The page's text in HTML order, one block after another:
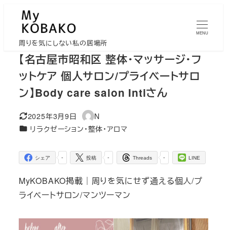
周りを気にしない私の居場所
MENU
【名古屋市昭和区 整体・マッサージ・フ
ットケア 個人サロン/プライベートサロ
ン】Body care salon Intiさん
更新日
2025年3月9日
著
者
N
カテゴリー
リラクゼーション・整体・アロマ
-
シェア -
投稿 -
Threads LINE
MyKOBAKO掲載｜周りを気にせず通える個人/プ
ライベートサロン/マンツーマン